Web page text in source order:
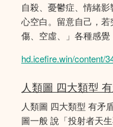
自殺、憂鬱症、情緒
心空白。留意自己，
傷、空虛、」各種感覺
hd.icefire.win/content/
人類圖 四大類型
人類圖 四大類型 有矛
圖一般 說「投射者天